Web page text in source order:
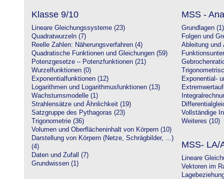
Klasse 9/10
Lineare Gleichungssysteme (23)
Quadratwurzeln (7)
Reelle Zahlen: Näherungsverfahren (4)
Quadratische Funktionen und Gleichungen (59)
Potenzgesetze – Potenzfunktionen (21)
Wurzelfunktionen (0)
Exponentialfunktionen (12)
Logarithmen und Logarithmusfunktionen (13)
Wachstumsmodelle (1)
Strahlensätze und Ähnlichkeit (19)
Satzgruppe des Pythagoras (23)
Trigonometrie (36)
Volumen und Oberflächeninhalt von Körpern (10)
Darstellung von Körpern (Netze, Schrägbilder, ...)
(4)
Daten und Zufall (7)
Grundwissen (1)
MSS -
Grundlagen (1)
Folgen und
Ableitung und
Exponential-
Vollständige
Weiteres (10)
MSS- LA/
Lineare
Vektoren im